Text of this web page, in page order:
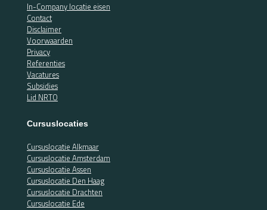
In-Company locatie eisen
Contact
Disclaimer
Voorwaarden
Privacy
Referenties
Vacatures
Subsidies
Lid NRTO
Cursuslocaties
Cursuslocatie Alkmaar
Cursuslocatie Amsterdam
Cursuslocatie Assen
Cursuslocatie Den Haag
Cursuslocatie Drachten
Cursuslocatie Ede